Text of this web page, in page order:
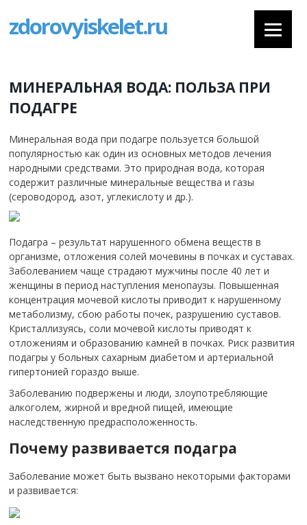
zdorovyiskelet.ru
МИНЕРАЛЬНАЯ ВОДА: ПОЛЬЗА ПРИ
ПОДАГРЕ
Минеральная вода при подагре пользуется большой
популярностью как один из основных методов лечения
народными средствами. Это природная вода, которая
содержит различные минеральные вещества и газы
(сероводород, азот, углекислоту и др.).
Подагра – результат нарушенного обмена веществ в
организме, отложения солей мочевины в почках и суставах.
Заболеванием чаще страдают мужчины после 40 лет и
женщины в период наступления менопаузы. Повышенная
концентрация мочевой кислоты приводит к нарушенному
метаболизму, сбою работы почек, разрушению суставов.
Кристаллизуясь, соли мочевой кислоты приводят к
отложениям и образованию камней в почках. Риск развития
подагры у больных сахарным диабетом и артериальной
гипертонией гораздо выше.
Заболеванию подвержены и люди, злоупотребляющие
алкоголем, жирной и вредной пищей, имеющие
наследственную предрасположенность.
Почему развивается подагра
Заболевание может быть вызвано некоторыми факторами
и развивается: